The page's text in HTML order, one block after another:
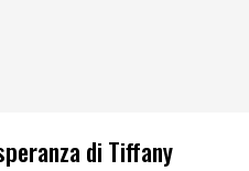
di Tiffany